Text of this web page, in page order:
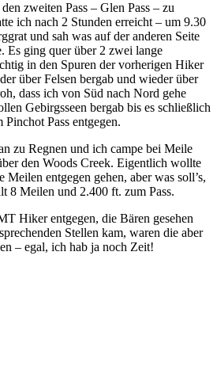
zweiten Pass – Glen Pass – zu
ich nach 2 Stunden erreicht – um 9.30
und sah was auf der anderen Seite
Es ging quer über 2 zwei lange
in den Spuren der vorherigen Hiker
über Felsen bergab und wieder über
dass ich von Süd nach Nord gehe
Gebirgsseen bergab bis es schließlich
Pass entgegen.
zu Regnen und ich campe bei Meile
den Woods Creek. Eigentlich wollte
entgegen gehen, aber was soll’s,
8 Meilen und 2.400 ft. zum Pass.
Hiker entgegen, die Bären gesehen
Stellen kam, waren die aber
– egal, ich hab ja noch Zeit!